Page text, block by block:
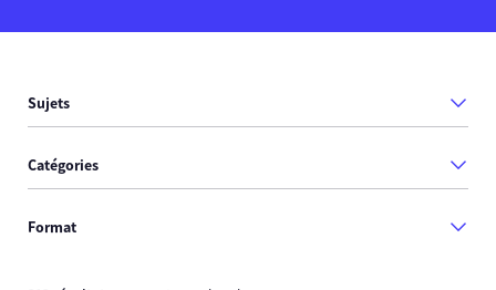
Sujets
Catégories
Format